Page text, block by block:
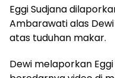
Eggi Sudjana
Ambarawati alas
atas tuduhan makar.
Dewi melaporkan